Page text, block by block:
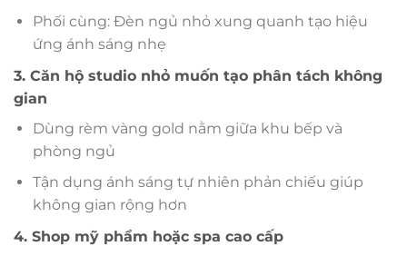
Phối cùng: Đèn ngủ nhỏ xung quanh tạo hiệu
ứng ánh sáng nhẹ
3. Căn hộ studio nhỏ muốn tạo phân tách không
gian
Dùng rèm vàng gold nằm giữa khu bếp và
phòng ngủ
Tận dụng ánh sáng tự nhiên phản chiếu giúp
không gian rộng hơn
4. Shop mỹ phẩm hoặc spa cao cấp